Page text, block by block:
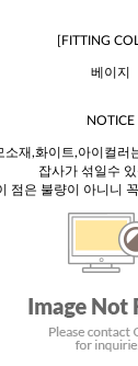
[FITTING
베이지
NOTICE
소재,화이트,아이컬러
잡사가 섞일수
점은 불량이 아니니